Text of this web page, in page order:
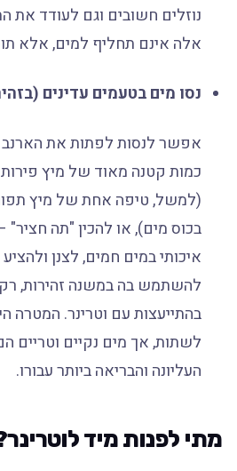
נוזלים חשובים וגם לעודד את
אלה אינם תחליף למים, אלא
נסו מים בטעמים עדינים
אפשר לנסות לפתות את הארנב
כמות קטנה מאוד של מיץ פירות
(למשל, טיפה אחת של מיץ
בכוס מים), או להכין "תה
איכותי במים חמים, לצנן
להשתמש בה במשנה זהירות, רק
בהתייעצות עם וטרינר. המטרה
לשתות, אך מים נקיים וטריים
העליונה והבריאה ביותר עבורו.
מתי לפנות מיד